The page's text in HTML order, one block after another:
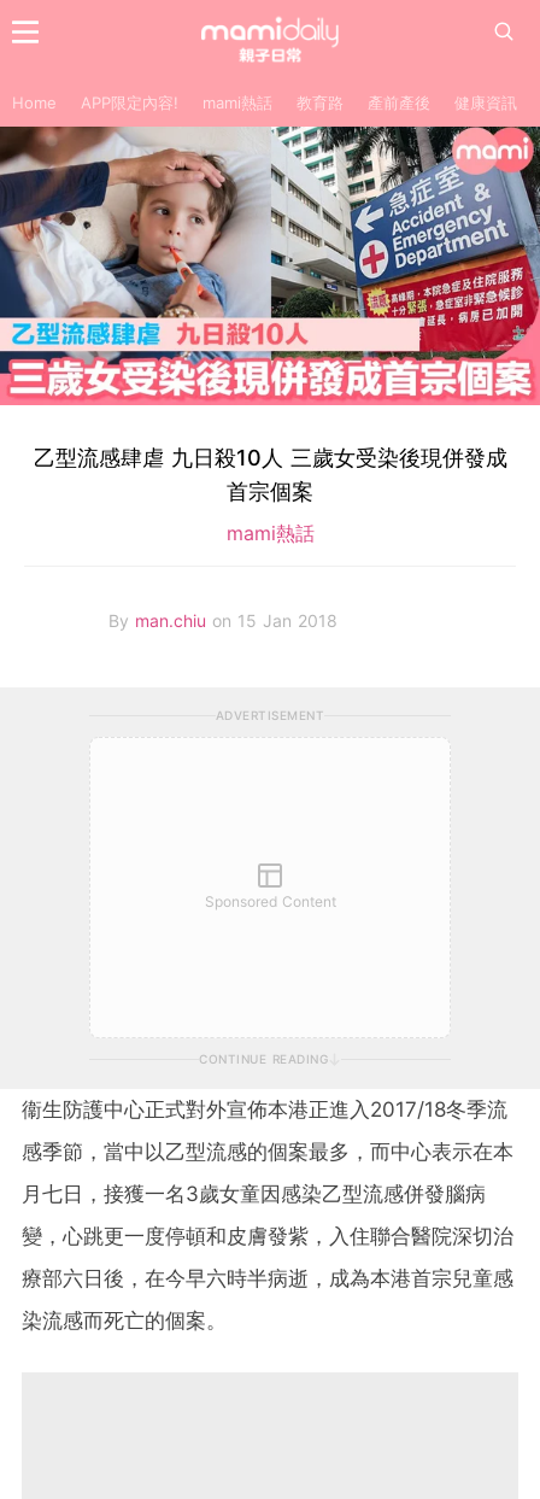
Home APP限定內容! mami熱話 教育路 產前產後 健康資訊
乙型流感肆虐 九日殺10人 三歲女受染後現併發成
首宗個案
mami熱話
By man.chiu on 15 Jan 2018
ADVERTISEMENT
Sponsored Content
CONTINUE READING
衞生防護中心正式對外宣佈本港正進入 2017/18冬季流
感季節，當中以乙型流感的個案最多，而中心表示在本
月七日，接獲一名3歲女童因感染乙型流感併發腦病
變，心跳更一度停頓和皮膚發紫，入住聯合醫院深切治
療部六日後，在今早六時半病逝，成為本港首宗兒童感
染流感而死亡的個案。